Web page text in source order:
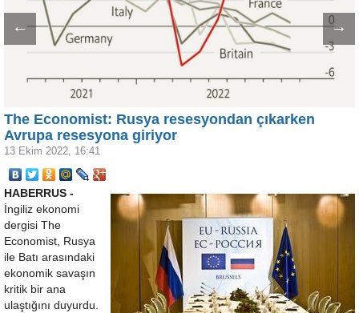
← →
The Economist: Rusya resesyondan çıkarken
Avrupa resesyona giriyor
13 Ekim 2022, 16:41
HABERRUS -
İngiliz ekonomi
dergisi The
Economist, Rusya
ile Batı arasındaki
ekonomik savaşın
kritik bir ana
ulaştığını duyurdu.